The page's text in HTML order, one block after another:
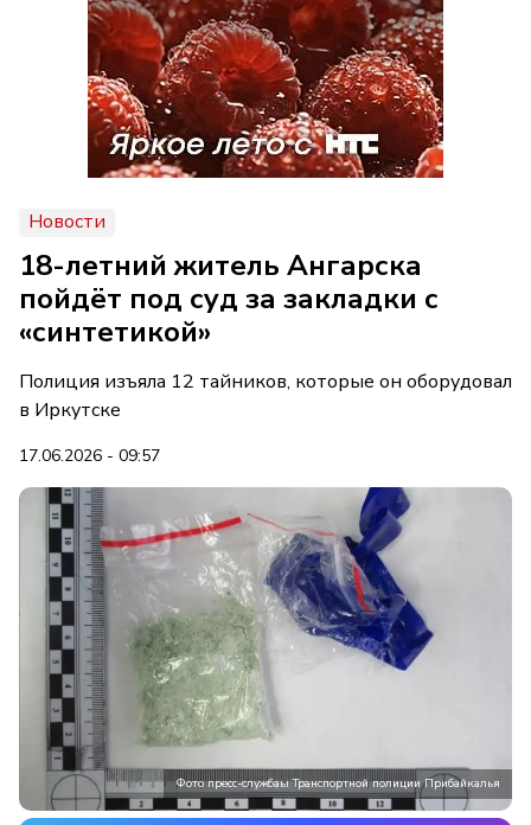
Новости
18-летний житель Ангарска
пойдёт под суд за закладки с
«синтетикой»
Полиция изъяла 12 тайников, которые он оборудовал
в Иркутске
17.06.2026 - 09:57
Фото пресс-службаы Транспортной полиции Прибайкалья